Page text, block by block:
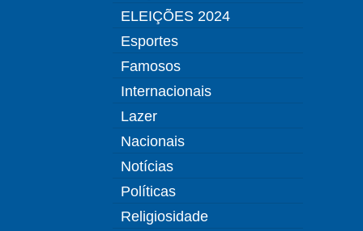
ELEIÇÕES 2024
Esportes
Famosos
Internacionais
Lazer
Nacionais
Notícias
Políticas
Religiosidade